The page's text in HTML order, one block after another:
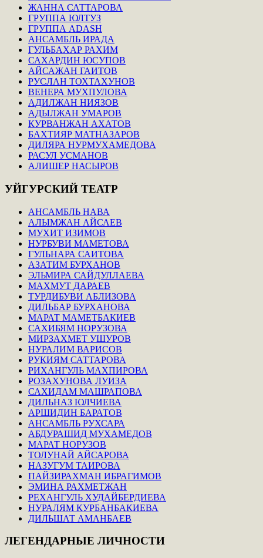
ЖАННА САТТАРОВА
ГРУППА ЮЛТУЗ
ГРУППА ADASH
АНСАМБЛЬ ИРАДА
ГУЛЬБАХАР РАХИМ
САХАРДИН ЮСУПОВ
АЙСАЖАН ГАИТОВ
РУСЛАН ТОХТАХУНОВ
ВЕНЕРА МУХПУЛОВА
АДИЛЖАН НИЯЗОВ
АДЫЛЖАН УМАРОВ
КУРВАНЖАН АХАТОВ
БАХТИЯР МАТНАЗАРОВ
ДИЛЯРА НУРМУХАМЕДОВА
РАСУЛ УСМАНОВ
АЛИШЕР НАСЫРОВ
УЙГУРСКИЙ ТЕАТР
АНСАМБЛЬ НАВА
АЛЫМЖАН АЙСАЕВ
МУХИТ ИЗИМОВ
НУРБУВИ МАМЕТОВА
ГУЛЬНАРА САИТОВА
АЗАТИМ БУРХАНОВ
ЭЛЬМИРА САЙДУЛЛАЕВА
МАХМУТ ДАРАЕВ
ТУРДИБУВИ АБЛИЗОВА
ДИЛЬБАР БУРХАНОВА
МАРАТ МАМЕТБАКИЕВ
САХИБЯМ НОРУЗОВА
МИРЗАХМЕТ УШУРОВ
НУРАЛИМ ВАРИСОВ
РУКИЯМ САТТАРОВА
РИХАНГУЛЬ МАХПИРОВА
РОЗАХУНОВА ЛУИЗА
САХИДАМ МАШРАПОВА
ДИЛЬНАЗ ЮЛЧИЕВА
АРШИДИН БАРАТОВ
АНСАМБЛЬ РУХСАРА
АБДУРАШИД МУХАМЕДОВ
МАРАТ НОРУЗОВ
ТОЛУНАЙ АЙСАРОВА
НАЗУГУМ ТАИРОВА
ПАЙЗИРАХМАН ИБРАГИМОВ
ЭМИНА РАХМЕТЖАН
РЕХАНГУЛЬ ХУДАЙБЕРДИЕВА
НУРАЛЯМ КУРБАНБАКИЕВА
ДИЛЬШАТ АМАНБАЕВ
ЛЕГЕНДАРНЫЕ ЛИЧНОСТИ